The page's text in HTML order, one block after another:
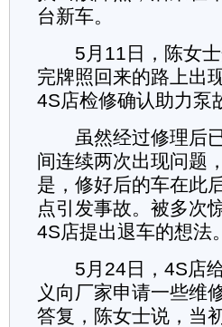
台新车。
5月11日，陈女士
完牌照回来的路上出
4S店检修确认助力泵
虽然经过修理后已
间连续两次出现问题
是，修好后的车在此
点引发事故。被多次
4S店提出退车的想
5月24日，4S店给
义向厂家申请一些维
答复，陈女士说，当